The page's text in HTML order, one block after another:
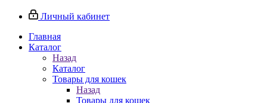
Личный кабинет
Главная
Каталог
Назад
Каталог
Товары для кошек
Назад
Товары для кошек